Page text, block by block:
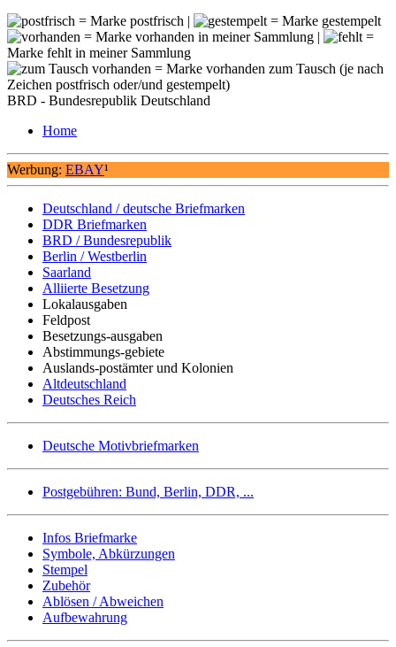
= Marke postfrisch |
= Marke gestempelt
= Marke vorhanden in meiner Sammlung |
=
Marke fehlt in meiner Sammlung
= Marke vorhanden zum Tausch (je nach
Zeichen postfrisch oder/und gestempelt)
BRD - Bundesrepublik Deutschland
Home
Werbung: EBAY¹
Deutschland / deutsche Briefmarken
DDR Briefmarken
BRD / Bundesrepublik
Berlin / Westberlin
Saarland
Alliierte Besetzung
Lokalausgaben
Feldpost
Besetzungs-ausgaben
Abstimmungs-gebiete
Auslands-postämter und Kolonien
Altdeutschland
Deutsches Reich
Deutsche Motivbriefmarken
Postgebühren: Bund, Berlin, DDR, ...
Infos Briefmarke
Symbole, Abkürzungen
Stempel
Zubehör
Ablösen / Abweichen
Aufbewahrung